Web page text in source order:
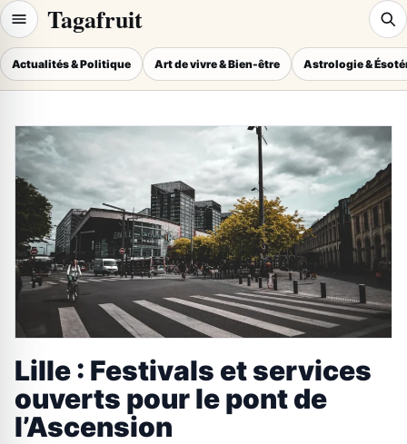
Tagafruit
Actualités & Politique Art de vivre & Bien-être Astrologie &
Lille : Festivals et services
ouverts pour le pont de
l’Ascension